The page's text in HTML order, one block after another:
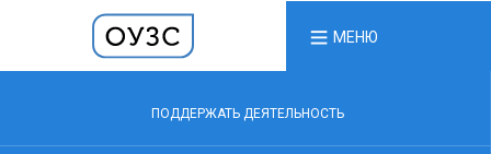
МЕНЮ
ПОДДЕРЖАТЬ ДЕЯТЕЛЬНОСТЬ